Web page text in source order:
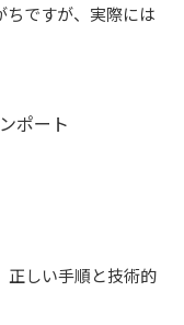
ちですが、実際には
ポート
正しい手順と技術的